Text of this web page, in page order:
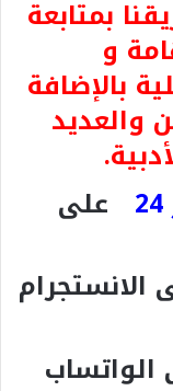
بمتابعة
و
بالإضافة
والعديد
على
الانستجرام
الواتساب